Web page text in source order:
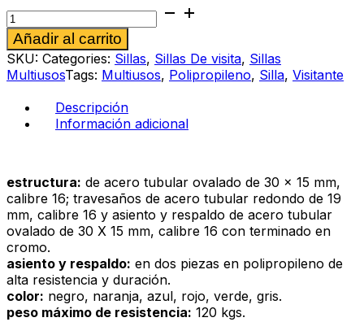
Silla
de
visita
Diluito
cr
negro
Añadir al carrito
SKU: Categories: Sillas, Sillas De visita, Sillas
MultiusosTags: Multiusos, Polipropileno, Silla, Visitante
Descripción
Información adicional
estructura: de acero tubular ovalado de 30 x 15 mm,
calibre 16; travesaños de acero tubular redondo de 19
mm, calibre 16 y asiento y respaldo de acero tubular
ovalado de 30 X 15 mm, calibre 16 con terminado en
cromo.
asiento y respaldo: en dos piezas en polipropileno de
alta resistencia y duración.
color: negro, naranja, azul, rojo, verde, gris.
peso máximo de resistencia: 120 kgs.